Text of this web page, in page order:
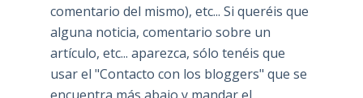
comentario del mismo), etc... Si queréis que
alguna noticia, comentario sobre un
artículo, etc... aparezca, sólo tenéis que
usar el "Contacto con los bloggers" que se